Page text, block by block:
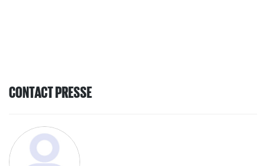
CONTACT PRESSE